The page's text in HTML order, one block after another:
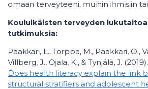
omaan terveyteeni, muihin ihmisiin
Kouluikäisten terveyden
tutkimuksia:
Paakkari, L., Torppa, M., Paakkari, O.,
Villberg, J., Ojala, K., & Tynjälä, J. (2019).
Does health literacy explain the link
structural stratifiers and adolescent